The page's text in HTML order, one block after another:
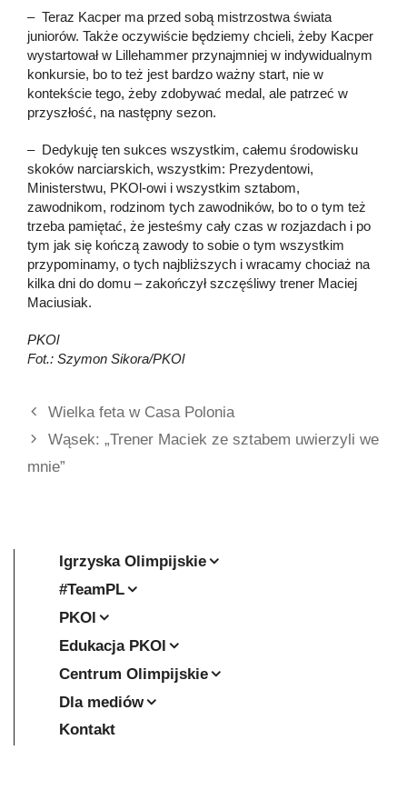
– Teraz Kacper ma przed sobą mistrzostwa świata
juniorów. Także oczywiście będziemy chcieli, żeby Kacper
wystartował w Lillehammer przynajmniej w indywidualnym
konkursie, bo to też jest bardzo ważny start, nie w
kontekście tego, żeby zdobywać medal, ale patrzeć w
przyszłość, na następny sezon.
– Dedykuję ten sukces wszystkim, całemu środowisku
skoków narciarskich, wszystkim: Prezydentowi,
Ministerstwu, PKOl-owi i wszystkim sztabom,
zawodnikom, rodzinom tych zawodników, bo to o tym też
trzeba pamiętać, że jesteśmy cały czas w rozjazdach i po
tym jak się kończą zawody to sobie o tym wszystkim
przypominamy, o tych najbliższych i wracamy chociaż na
kilka dni do domu – zakończył szczęśliwy trener Maciej
Maciusiak.
PKOl
Fot.: Szymon Sikora/PKOl
Wielka feta w Casa Polonia
Wąsek: „Trener Maciek ze sztabem uwierzyli we
mnie”
Igrzyska Olimpijskie
#TeamPL
PKOl
Edukacja PKOl
Centrum Olimpijskie
Dla mediów
Kontakt